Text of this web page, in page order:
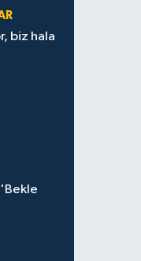
biz hala
'Bekle